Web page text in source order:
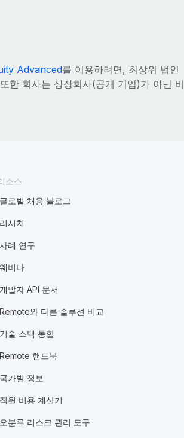
Advanced를 이용하려면, 최상위 법인
한 회사는 상장회사(공개 기업)가 아닌 비
소스
글로벌 채용 블로그
리서치
사례 연구
웨비나
개발자 API 문서
Remote와 다른 솔루션 비교
기술 스택 통합
Remote 핸드북
국가별 정보
직원 비용 계산기
오분류 리스크 관리 도구